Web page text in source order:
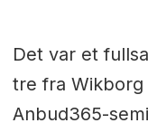
Det var et
tre fra Wikborg
Anbud365-